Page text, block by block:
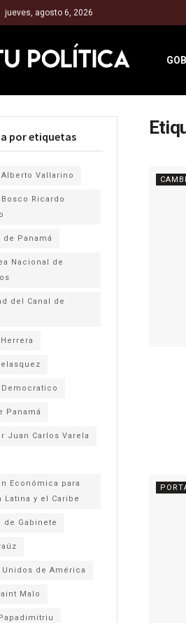
jueves, agosto 6, 2026
por etiquetas
Alberto Vallarino
Ricardo
Panamá
Nacional de
del Canal de
Democratico
Panamá
Juan Carlos Varela
Económica para
Latina y el Caribe
de Gabinete
Unidos de América
Malo